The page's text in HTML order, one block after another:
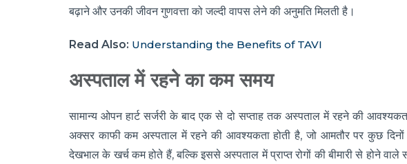
बढ़ाने और उनकी जीवन गुणवत्ता को जल्दी वापस लेने की अनुमति मिलती है।
Read Also: Understanding the Benefits of TAVI
अस्पताल में रहने का कम समय
सामान्य ओपन हार्ट सर्जरी के बाद एक से दो सप्ताह तक अस्पताल में रहने की
अक्सर काफी कम अस्पताल में रहने की आवश्यकता होती है, जो आमतौर पर कुछ
देखभाल के खर्च कम होते हैं, बल्कि इससे अस्पताल में प्राप्त रोगों की बीमारी से होने